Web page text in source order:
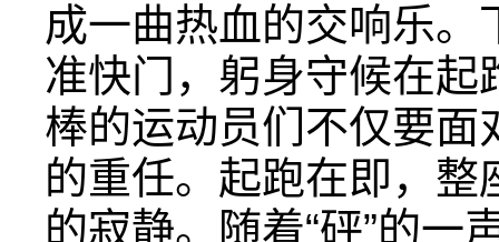
成一曲热血的交响乐
准快门，躬身守候在
棒的运动员们不仅要面
的重任。起跑在即，
的寂静。随着“砰”的一